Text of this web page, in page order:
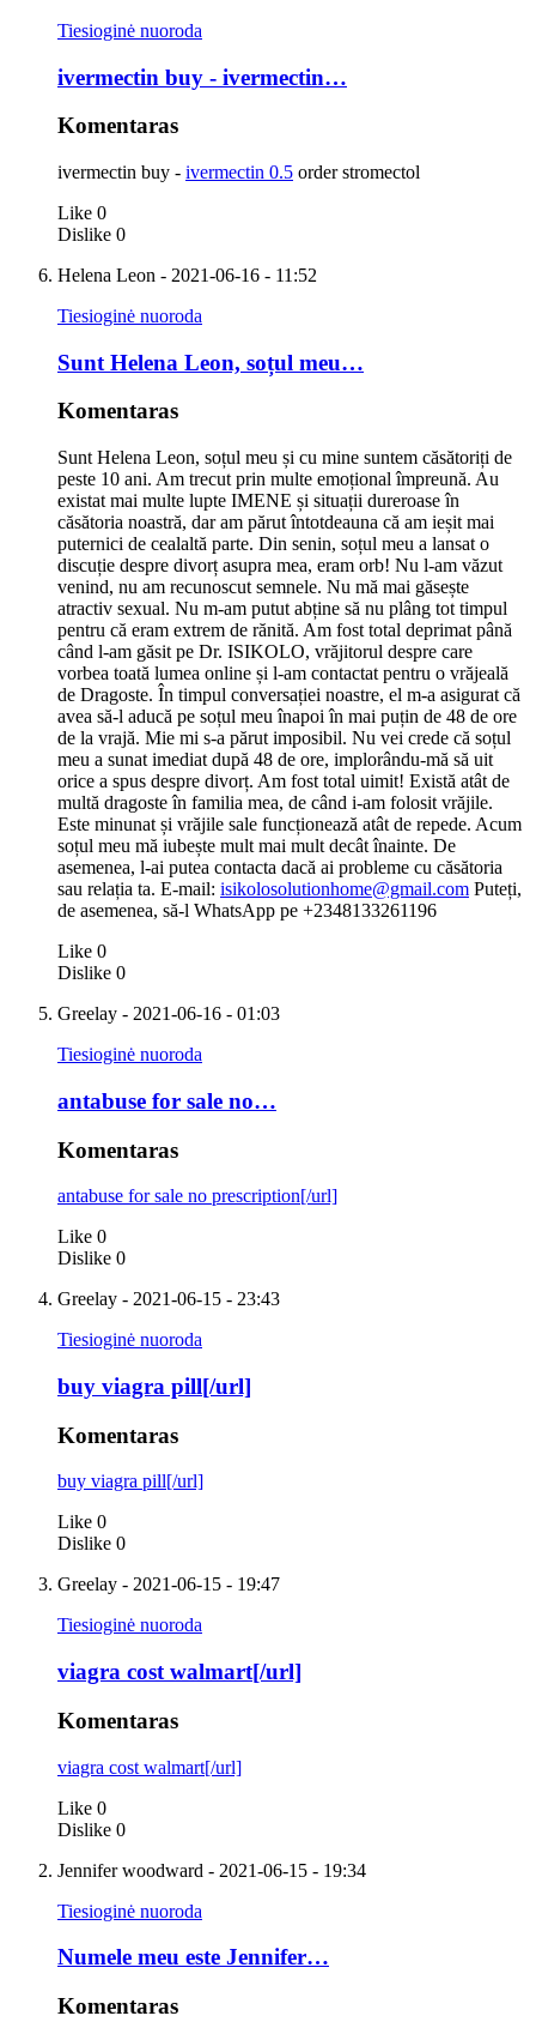
Tiesioginė nuoroda
ivermectin buy - ivermectin…
Komentaras
ivermectin buy - ivermectin 0.5 order stromectol
Like 0
Dislike 0
Helena Leon - 2021-06-16 - 11:52
Tiesioginė nuoroda
Sunt Helena Leon, soțul meu…
Komentaras
Sunt Helena Leon, soțul meu și cu mine suntem căsătoriți de
peste 10 ani. Am trecut prin multe emoțional împreună. Au
existat mai multe lupte IMENE și situații dureroase în
căsătoria noastră, dar am părut întotdeauna că am ieșit mai
puternici de cealaltă parte. Din senin, soțul meu a lansat o
discuție despre divorț asupra mea, eram orb! Nu l-am văzut
venind, nu am recunoscut semnele. Nu mă mai găsește
atractiv sexual. Nu m-am putut abține să nu plâng tot timpul
pentru că eram extrem de rănită. Am fost total deprimat până
când l-am găsit pe Dr. ISIKOLO, vrăjitorul despre care
vorbea toată lumea online și l-am contactat pentru o vrăjeală
de Dragoste. În timpul conversației noastre, el m-a asigurat că
avea să-l aducă pe soțul meu înapoi în mai puțin de 48 de ore
de la vrajă. Mie mi s-a părut imposibil. Nu vei crede că soțul
meu a sunat imediat după 48 de ore, implorându-mă să uit
orice a spus despre divorț. Am fost total uimit! Există atât de
multă dragoste în familia mea, de când i-am folosit vrăjile.
Este minunat și vrăjile sale funcționează atât de repede. Acum
soțul meu mă iubește mult mai mult decât înainte. De
asemenea, l-ai putea contacta dacă ai probleme cu căsătoria
sau relația ta. E-mail: isikolosolutionhome@gmail.com Puteți,
de asemenea, să-l WhatsApp pe +2348133261196
Like 0
Dislike 0
Greelay - 2021-06-16 - 01:03
Tiesioginė nuoroda
antabuse for sale no…
Komentaras
antabuse for sale no prescription[/url]
Like 0
Dislike 0
Greelay - 2021-06-15 - 23:43
Tiesioginė nuoroda
buy viagra pill[/url]
Komentaras
buy viagra pill[/url]
Like 0
Dislike 0
Greelay - 2021-06-15 - 19:47
Tiesioginė nuoroda
viagra cost walmart[/url]
Komentaras
viagra cost walmart[/url]
Like 0
Dislike 0
Jennifer woodward - 2021-06-15 - 19:34
Tiesioginė nuoroda
Numele meu este Jennifer…
Komentaras